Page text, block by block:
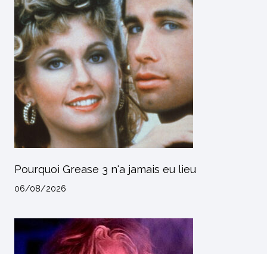
Pourquoi Grease 3 n'a jamais eu lieu
06/08/2026